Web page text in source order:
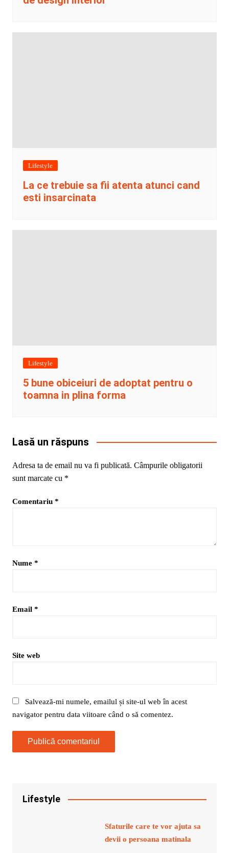
Lifestyle
La ce trebuie sa fii atenta atunci cand
esti insarcinata
Lifestyle
5 bune obiceiuri de adoptat pentru o
toamna in plina forma
Lasă un răspuns
Adresa ta de email nu va fi publicată. Câmpurile obligatorii
sunt marcate cu *
Comentariu *
Nume *
Email *
Site web
Salvează-mi numele, emailul și site-ul web în acest
navigator pentru data viitoare când o să comentez.
Lifestyle
Sfaturile care te vor ajuta sa
devii o persoana matinala